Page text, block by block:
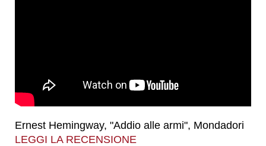
Ernest Hemingway, "Addio alle armi", Mondadori
LEGGI LA RECENSIONE